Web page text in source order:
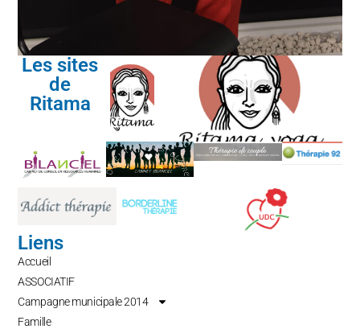
Les sites
de
Ritama
Liens
Accueil
ASSOCIATIF
Campagne municipale 2014
Famille